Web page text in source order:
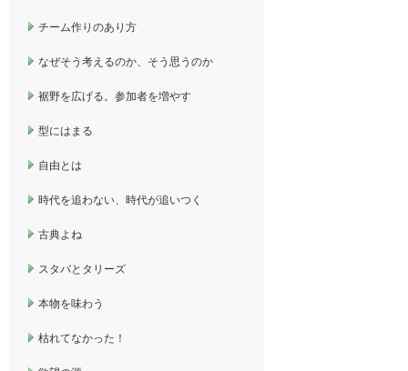
チーム作りのあり方
なぜそう考えるのか、そう思うのか
裾野を広げる。参加者を増やす
型にはまる
自由とは
時代を追わない、時代が追いつく
古典よね
スタバとタリーズ
本物を味わう
枯れてなかった！